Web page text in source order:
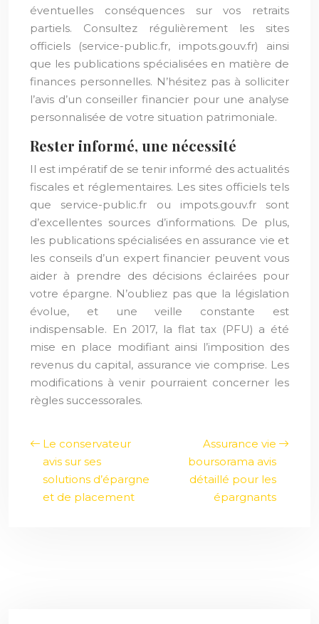
éventuelles conséquences sur vos retraits
partiels. Consultez régulièrement les sites
officiels (service-public.fr, impots.gouv.fr) ainsi
que les publications spécialisées en matière de
finances personnelles. N’hésitez pas à solliciter
l’avis d’un conseiller financier pour une analyse
personnalisée de votre situation patrimoniale.
Rester informé, une nécessité
Il est impératif de se tenir informé des actualités
fiscales et réglementaires. Les sites officiels tels
que service-public.fr ou impots.gouv.fr sont
d’excellentes sources d’informations. De plus,
les publications spécialisées en assurance vie et
les conseils d’un expert financier peuvent vous
aider à prendre des décisions éclairées pour
votre épargne. N’oubliez pas que la législation
évolue, et une veille constante est
indispensable. En 2017, la flat tax (PFU) a été
mise en place modifiant ainsi l’imposition des
revenus du capital, assurance vie comprise. Les
modifications à venir pourraient concerner les
règles successorales.
Le conservateur
avis sur ses
solutions d’épargne
et de placement
Assurance vie
boursorama avis
détaillé pour les
épargnants